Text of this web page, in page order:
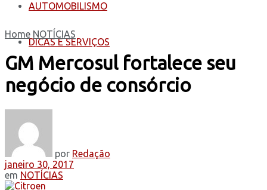
AUTOMOBILISMO
DICAS E SERVIÇOS
Home NOTÍCIAS
GM Mercosul fortalece seu
negócio de consórcio
por Redação
janeiro 30, 2017
em NOTÍCIAS